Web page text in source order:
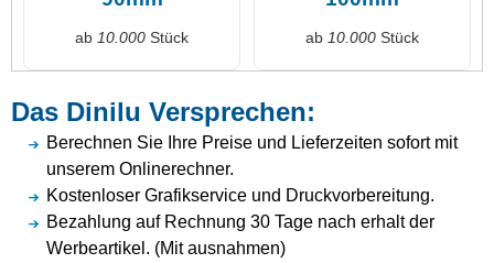
ab 10.000 Stück ab 10.000 Stück
Das Dinilu Versprechen:
Berechnen Sie Ihre Preise und Lieferzeiten sofort mit
unserem Onlinerechner.
Kostenloser Grafikservice und Druckvorbereitung.
Bezahlung auf Rechnung 30 Tage nach erhalt der
Werbeartikel. (Mit ausnahmen)